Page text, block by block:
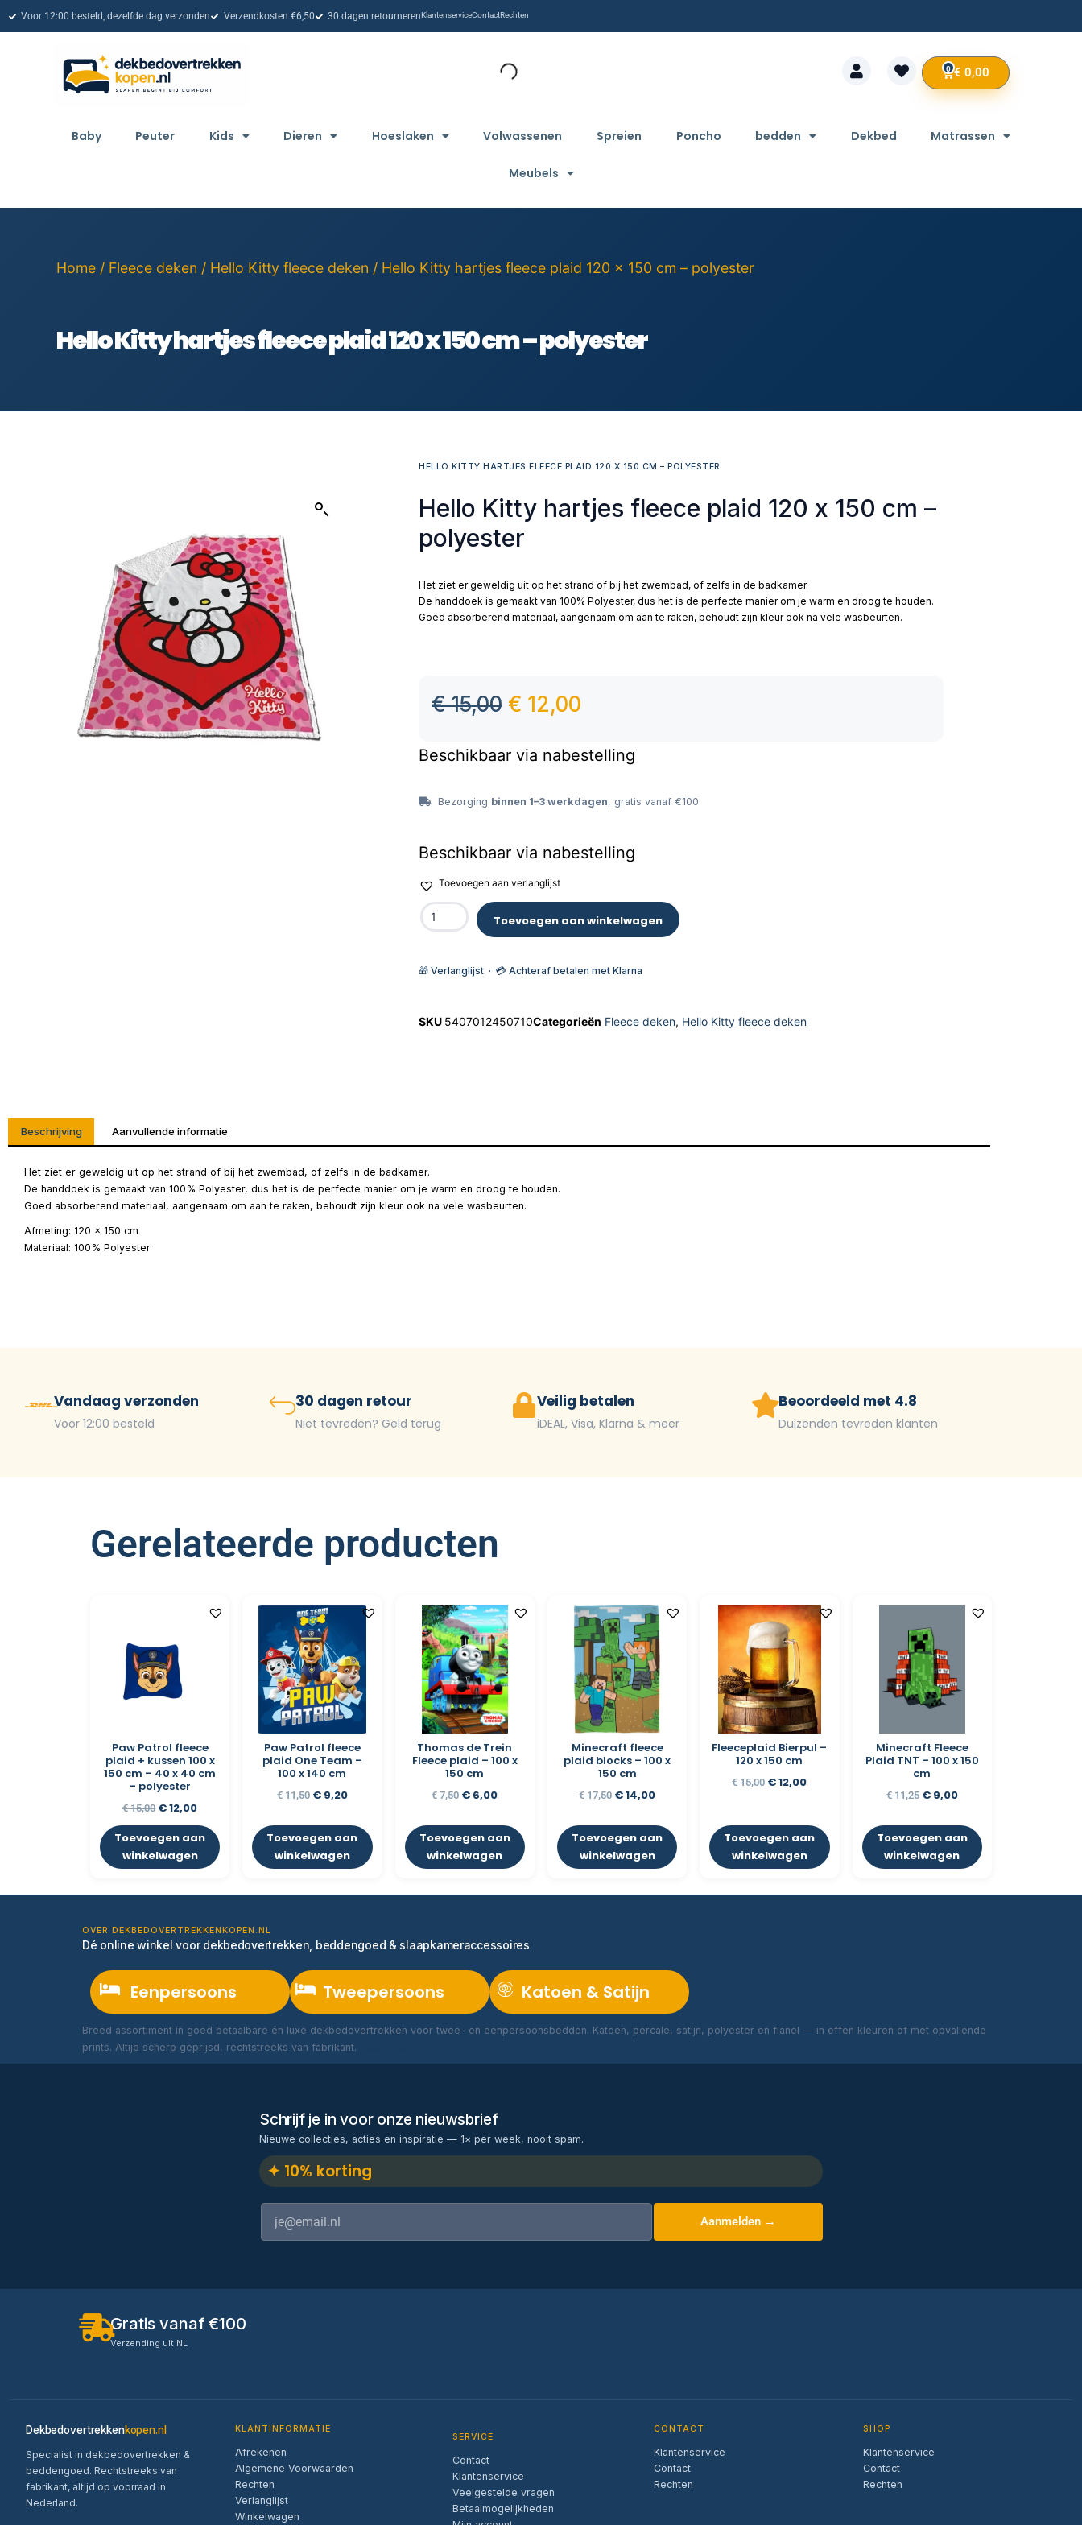
Voor 12:00 besteld, dezelfde dag verzonden Verzendkosten €6,50 30 dagen retournerenKlantenserviceContactRechten
€ 0,00
0
Baby Peuter Kids Dieren Hoeslaken Volwassenen Spreien Poncho bedden Dekbed Matrassen
Meubels
Home / Fleece deken / Hello Kitty fleece deken / Hello Kitty hartjes fleece plaid 120 x 150 cm – polyester
Hello Kitty hartjes fleece plaid 120 x 150 cm – polyester
HELLO KITTY HARTJES FLEECE PLAID 120 X 150 CM – POLYESTER
Hello Kitty hartjes fleece plaid 120 x 150 cm –
polyester
Het ziet er geweldig uit op het strand of bij het zwembad, of zelfs in de badkamer.
De handdoek is gemaakt van 100% Polyester, dus het is de perfecte manier om je warm en droog te houden.
Goed absorberend materiaal, aangenaam om aan te raken, behoudt zijn kleur ook na vele wasbeurten.
€15,00 € 12,00
Beschikbaar via nabestelling
Bezorging binnen 1–3 werkdagen, gratis vanaf €100
Beschikbaar via nabestelling
Toevoegen aan verlanglijst
Toevoegen aan winkelwagen
🎁 Verlanglijst · 💳 Achteraf betalen met Klarna
SKU 5407012450710Categorieën Fleece deken, Hello Kitty fleece deken
Beschrijving Aanvullende informatie
Het ziet er geweldig uit op het strand of bij het zwembad, of zelfs in de badkamer.
De handdoek is gemaakt van 100% Polyester, dus het is de perfecte manier om je warm en droog te houden.
Goed absorberend materiaal, aangenaam om aan te raken, behoudt zijn kleur ook na vele wasbeurten.
Afmeting: 120 x 150 cm
Materiaal: 100% Polyester
Vandaag verzonden
Voor 12:00 besteld
30 dagen retour
Niet tevreden? Geld terug
Veilig betalen
iDEAL, Visa, Klarna & meer
Beoordeeld met 4.8
Duizenden tevreden klanten
Gerelateerde producten
Paw Patrol fleece
plaid + kussen 100 x
150 cm – 40 x 40 cm
– polyester
€15,00 €12,00
Toevoegen aan
winkelwagen
Paw Patrol fleece
plaid One Team –
100 x 140 cm
€11,50 €9,20
Toevoegen aan
winkelwagen
Thomas de Trein
Fleece plaid – 100 x
150 cm
€7,50 € 6,00
Toevoegen aan
winkelwagen
Minecraft fleece
plaid blocks – 100 x
150 cm
€17,50 €14,00
Toevoegen aan
winkelwagen
Fleeceplaid Bierpul –
120 x 150 cm
€15,00 €12,00
Toevoegen aan
winkelwagen
Minecraft Fleece
Plaid TNT – 100 x 150
cm
€11,25 €9,00
Toevoegen aan
winkelwagen
OVER DEKBEDOVERTREKKENKOPEN.NL
Dé online winkel voor dekbedovertrekken, beddengoed & slaapkameraccessoires
Eenpersoons Tweepersoons Katoen & Satijn
Breed assortiment in goed betaalbare én luxe dekbedovertrekken voor twee- en eenpersoonsbedden. Katoen, percale, satijn, polyester en flanel — in effen kleuren of met opvallende
prints. Altijd scherp geprijsd, rechtstreeks van fabrikant.
Schrijf je in voor onze nieuwsbrief
Nieuwe collecties, acties en inspiratie — 1× per week, nooit spam.
✦ 10% korting
Aanmelden →
Gratis vanaf €100
Verzending uit NL
Dekbedovertrekkenkopen.nl
Specialist in dekbedovertrekken &
beddengoed. Rechtstreeks van
fabrikant, altijd op voorraad in
Nederland.
KLANTINFORMATIE
Afrekenen
Algemene Voorwaarden
Rechten
Verlanglijst
Winkelwagen
SERVICE
Contact
Klantenservice
Veelgestelde vragen
Betaalmogelijkheden
CONTACT
Klantenservice
Contact
Rechten
SHOP
Klantenservice
Contact
Rechten